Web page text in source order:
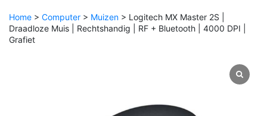
Home > Computer > Muizen > Logitech MX Master 2S |
Draadloze Muis | Rechtshandig | RF + Bluetooth | 4000 DPI |
Grafiet